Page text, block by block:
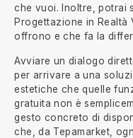
che vuoi. Inoltre, potrai
Progettazione in
offrono e che fa la
Avviare un dialogo
per arrivare a una
estetiche che quelle
gratuita non è
gesto concreto di
che, da Tepamarket,